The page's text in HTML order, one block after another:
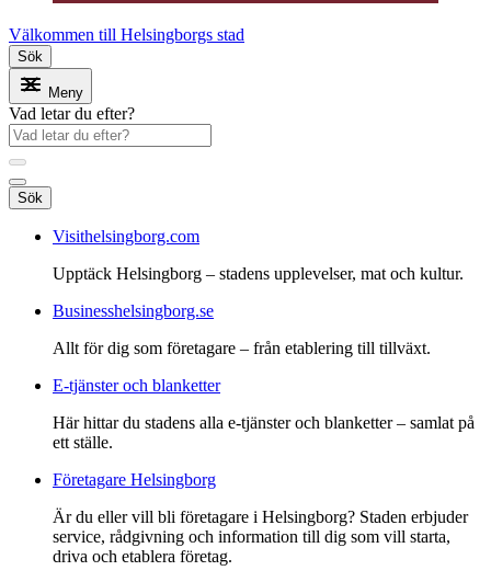
Välkommen till Helsingborgs stad
Sök
Meny
Vad letar du efter?
Sök
Visithelsingborg.com
Upptäck Helsingborg – stadens upplevelser, mat och kultur.
Businesshelsingborg.se
Allt för dig som företagare – från etablering till tillväxt.
E-tjänster och blanketter
Här hittar du stadens alla e-tjänster och blanketter – samlat på
ett ställe.
Företagare Helsingborg
Är du eller vill bli företagare i Helsingborg? Staden erbjuder
service, rådgivning och information till dig som vill starta,
driva och etablera företag.